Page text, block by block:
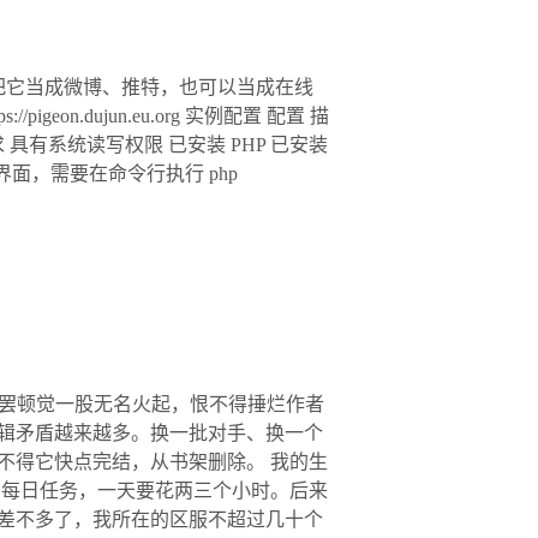
当成微博、推特，也可以当成在线
pigeon.dujun.eu.org 实例配置 配置 描
具有系统读写权限 已安装 PHP 已安装
面，需要在命令行执行 php
顿觉一股无名火起，恨不得捶烂作者
矛盾越来越多。换一批对手、换一个
得它快点完结，从书架删除。 我的生
日任务，一天要花两三个小时。后来
不多了，我所在的区服不超过几十个